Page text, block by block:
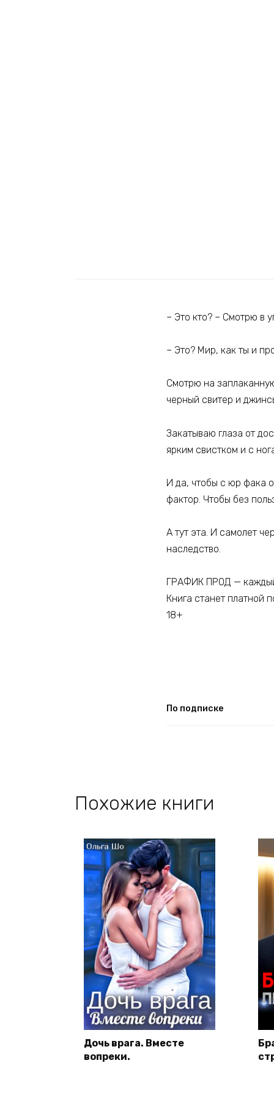
– Это кто? – Смотрю в
– Это? Мир, как ты и
Смотрю на
черный свитер и
Закатываю глаза от
ярким свистком и с
И да, чтобы с юр фака
фактор. Чтобы без
А тут эта. И самолет
наследство.
ГРАФИК ПРОД —
Книга станет платной
18+
По подписке
Похожие книги
Дочь врага. Вместе
вопреки.